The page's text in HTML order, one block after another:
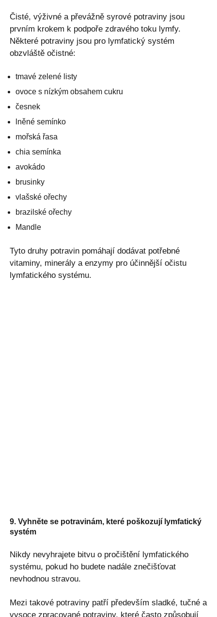
Čisté, výživné a převážně syrové potraviny jsou
prvním krokem k podpoře zdravého toku lymfy.
Některé potraviny jsou pro lymfatický systém
obzvláště očistné:
tmavé zelené listy
ovoce s nízkým obsahem cukru
česnek
lněné semínko
mořská řasa
chia semínka
avokádo
brusinky
vlašské ořechy
brazilské ořechy
Mandle
Tyto druhy potravin pomáhají dodávat potřebné
vitaminy, minerály a enzymy pro účinnější očistu
lymfatického systému.
9. Vyhněte se potravinám, které poškozují lymfatický
systém
Nikdy nevyhrajete bitvu o pročištění lymfatického
systému, pokud ho budete nadále znečišťovat
nevhodnou stravou.
Mezi takové potraviny patří především sladké, tučné a
vysoce zpracované potraviny, které často způsobují